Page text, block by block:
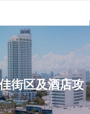
街区及酒店攻